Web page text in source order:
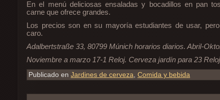
En el menú deliciosas ensaladas y bocadillos en pan
carne que ofrece grandes.
Los precios son en su mayoría estudiantes de usar,
caro.
Adalbertstraße 33, 80799 Múnich horarios diarios. Abril-
Noviembre a marzo 17-1 Reloj. Cerveza jardín para 23
Publicado en Jardines de cerveza, Comida y bebida